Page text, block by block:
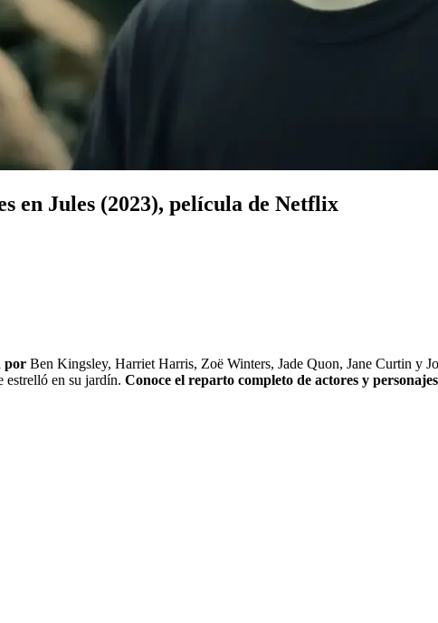
en Jules (2023), película de Netflix
por Ben Kingsley, Harriet Harris, Zoë Winters, Jade Quon, Jane Curtin y
estrelló en su jardín. Conoce el reparto completo de actores y